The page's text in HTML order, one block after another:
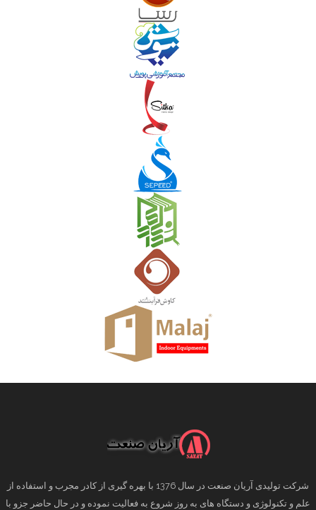
شرکت تولیدی آریان صنعت در سال 1376 با بهره گیری از کادر مجرب و استفاده از
علم و تکنولوژی و دستگاه های به روز شروع به فعالیت نموده و در حال حاضر جزو با